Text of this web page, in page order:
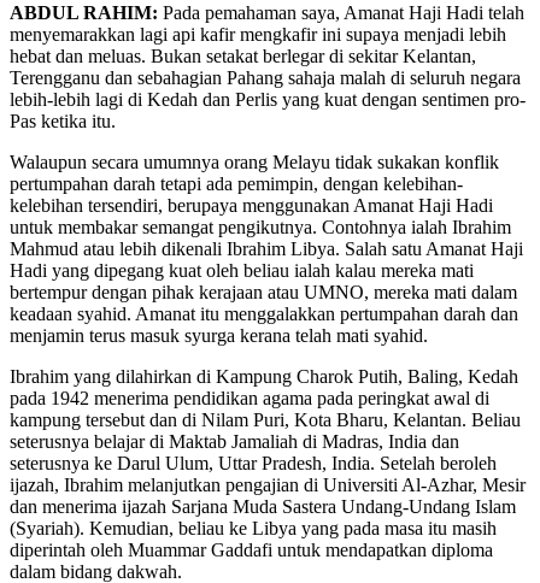
ABDUL RAHIM: Pada pemahaman saya, Amanat Haji Hadi telah
menyemarakkan lagi api kafir mengkafir ini supaya menjadi lebih
hebat dan meluas. Bukan setakat berlegar di sekitar Kelantan,
Terengganu dan sebahagian Pahang sahaja malah di seluruh negara
lebih-lebih lagi di Kedah dan Perlis yang kuat dengan sentimen pro-
Pas ketika itu.
Walaupun secara umumnya orang Melayu tidak sukakan konflik
pertumpahan darah tetapi ada pemimpin, dengan kelebihan-
kelebihan tersendiri, berupaya menggunakan Amanat Haji Hadi
untuk membakar semangat pengikutnya. Contohnya ialah Ibrahim
Mahmud atau lebih dikenali Ibrahim Libya. Salah satu Amanat Haji
Hadi yang dipegang kuat oleh beliau ialah kalau mereka mati
bertempur dengan pihak kerajaan atau UMNO, mereka mati dalam
keadaan syahid. Amanat itu menggalakkan pertumpahan darah dan
menjamin terus masuk syurga kerana telah mati syahid.
Ibrahim yang dilahirkan di Kampung Charok Putih, Baling, Kedah
pada 1942 menerima pendidikan agama pada peringkat awal di
kampung tersebut dan di Nilam Puri, Kota Bharu, Kelantan. Beliau
seterusnya belajar di Maktab Jamaliah di Madras, India dan
seterusnya ke Darul Ulum, Uttar Pradesh, India. Setelah beroleh
ijazah, Ibrahim melanjutkan pengajian di Universiti Al-Azhar, Mesir
dan menerima ijazah Sarjana Muda Sastera Undang-Undang Islam
(Syariah). Kemudian, beliau ke Libya yang pada masa itu masih
diperintah oleh Muammar Gaddafi untuk mendapatkan diploma
dalam bidang dakwah.